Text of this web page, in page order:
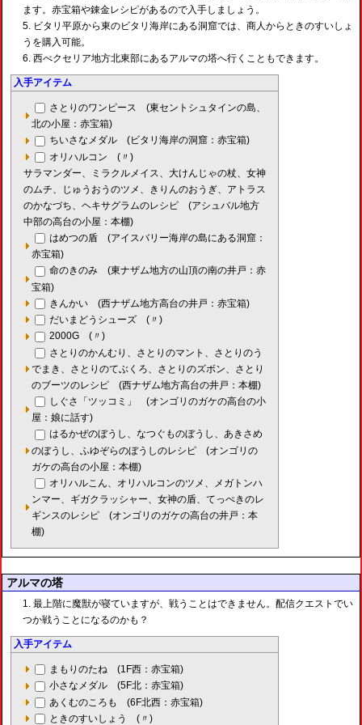
ます。赤宝箱や錬金レシピがあるので入手しましょう。
ビタリ平原から東のビタリ海岸にある洞窟では、商人からときのすいしょ
うを購入可能。
西べクセリア地方北東部にあるアルマの塔へ行くこともできます。
入手アイテム
さとりのワンピース (東セントシュタインの島、
北の小屋：赤宝箱)
ちいさなメダル (ビタリ海岸の洞窟：赤宝箱)
オリハルコン (〃)
サラマンダー、ミラクルメイス、大けんじゃの杖、女神
のムチ、じゅうおうのツメ、きりんのおうぎ、アトラス
のかなづち、ヘキサグラムのレシピ (アシュバル地方
中部の高台の小屋：本棚)
はめつの盾 (アイスバリー海岸の島にある洞窟：
赤宝箱)
命のきのみ (東ナザム地方の山頂の南の井戸：赤
宝箱)
きんかい (西ナザム地方高台の井戸：赤宝箱)
だいまどうシューズ (〃)
2000G (〃)
さとりのかんむり、さとりのマント、さとりのう
でまき、さとりのてぶくろ、さとりのズボン、さとり
のブーツのレシピ (西ナザム地方高台の井戸：本棚)
しぐさ「ツッコミ」 (オンゴリのガケの高台の小
屋：娘に話す)
はるかぜのぼうし、なつぐものぼうし、あきさめ
のぼうし、ふゆぞらのぼうしのレシピ (オンゴリの
ガケの高台の小屋：本棚)
オリハルこん、オリハルコンのツメ、メガトンハ
ンマー、ギガクラッシャー、女神の盾、てっぺきのレ
ギンスのレシピ (オンゴリのガケの高台の井戸：本
棚)
アルマの塔
最上階に魔獣が寝ていますが、戦うことはできません。配信クエストでい
つか戦うことになるのかも？
入手アイテム
まもりのたね (1F西：赤宝箱)
小さなメダル (5F北：赤宝箱)
あくむのころも (6F北西：赤宝箱)
ときのすいしょう (〃)